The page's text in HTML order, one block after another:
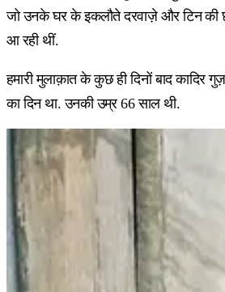
जो उनके घर के इकलौते दरवाज़े और टिन की
आ रही थीं.
हमारी मुलाक़ात के कुछ ही दिनों बाद कादिर
का दिन था. उनकी उम्र 66 साल थी.